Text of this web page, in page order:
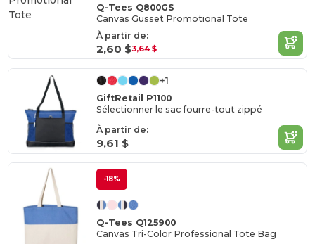
Q-Tees Q800GS
Canvas Gusset Promotional Tote
À partir de:
2,60 $3,64 $
+1
GiftRetail P1100
Sélectionner le sac fourre-tout zippé
À partir de:
9,61 $
-18%
Q-Tees Q125900
Canvas Tri-Color Professional Tote Bag